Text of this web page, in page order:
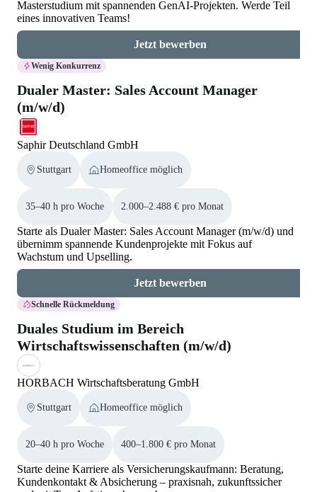
Masterstudium mit spannenden GenAI-Projekten. Werde Teil
eines innovativen Teams!
Jetzt bewerben
Wenig Konkurrenz
Dualer Master: Sales Account Manager
(m/w/d)
Saphir Deutschland GmbH
Stuttgart Homeoffice möglich
35–40 h pro Woche 2.000–2.488 € pro Monat
Starte als Dualer Master: Sales Account Manager (m/w/d) und
übernimm spannende Kundenprojekte mit Fokus auf
Wachstum und Upselling.
Jetzt bewerben
Schnelle Rückmeldung
Duales Studium im Bereich
Wirtschaftswissenschaften (m/w/d)
HORBACH Wirtschaftsberatung GmbH
Stuttgart Homeoffice möglich
20–40 h pro Woche 400–1.800 € pro Monat
Starte deine Karriere als Versicherungskaufmann: Beratung,
Kundenkontakt & Absicherung – praxisnah, zukunftssicher